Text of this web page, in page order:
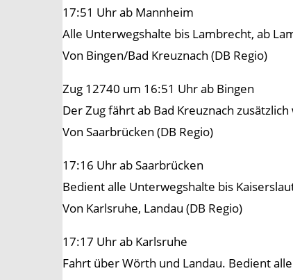
17:51 Uhr ab Mannheim
Alle Unterwegshalte bis Lambrecht, ab
Von Bingen/Bad Kreuznach (DB Regio)
Zug 12740 um 16:51 Uhr ab Bingen
Der Zug fährt ab Bad Kreuznach
Von Saarbrücken (DB Regio)
17:16 Uhr ab Saarbrücken
Bedient alle Unterwegshalte bis
Von Karlsruhe, Landau (DB Regio)
17:17 Uhr ab Karlsruhe
Fahrt über Wörth und Landau. Bedient